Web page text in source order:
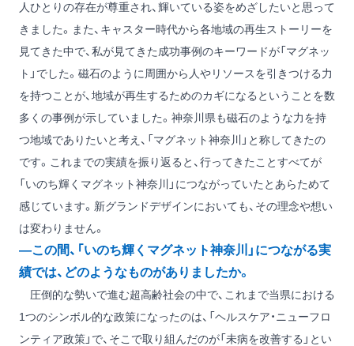
人ひとりの存在が尊重され、輝いている姿をめざしたいと思って
きました。また、キャスター時代から各地域の再生ストーリーを
見てきた中で、私が見てきた成功事例のキーワードが「マグネッ
ト」でした。磁石のように周囲から人やリソースを引きつける力
を持つことが、地域が再生するためのカギになるということを数
多くの事例が示していました。神奈川県も磁石のような力を持
つ地域でありたいと考え、「マグネット神奈川」と称してきたの
です。これまでの実績を振り返ると、行ってきたことすべてが
「いのち輝くマグネット神奈川」につながっていたとあらためて
感じています。新グランドデザインにおいても、その理念や想い
は変わりません。
―この間、「いのち輝くマグネット神奈川」につながる実
績では、どのようなものがありましたか。
圧倒的な勢いで進む超高齢社会の中で、これまで当県における
1つのシンボル的な政策になったのは、「ヘルスケア・ニューフロ
ンティア政策」で、そこで取り組んだのが「未病を改善する」とい